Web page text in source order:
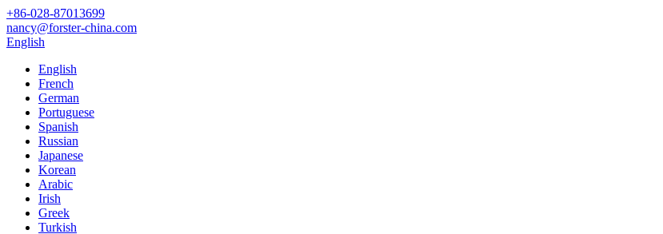
+86-028-87013699
nancy@forster-china.com
English
English
French
German
Portuguese
Spanish
Russian
Japanese
Korean
Arabic
Irish
Greek
Turkish